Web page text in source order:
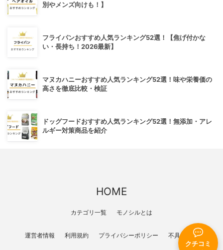
クチコミ
別やメンズ向けも！】
フライパンおすすめ人気ランキング52選！【焦げ付かな
い・長持ち！2026最新】
マヌカハニーおすすめ人気ランキング52選！味や栄養価の
高さを徹底比較・検証
ドッグフードおすすめ人気ランキング52選！無添加・アレ
ルギー対策商品を紹介
HOME
カテゴリ一覧 モノシルとは
運営者情報 利用規約 プライバシーポリシー 不具合報告